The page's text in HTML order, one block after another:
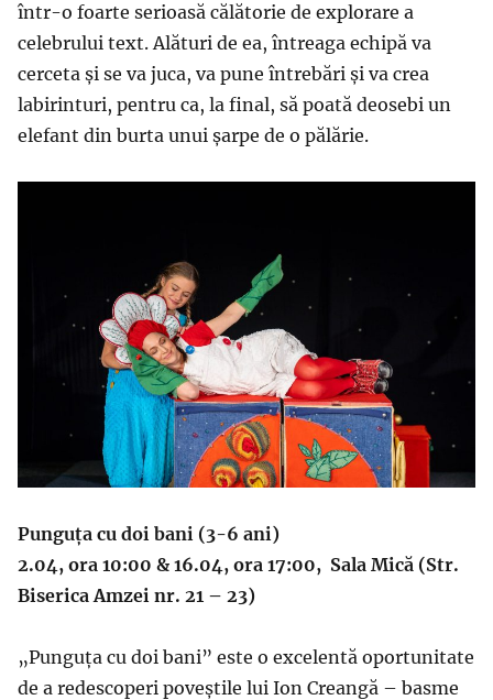
într-o foarte serioasă călătorie de explorare a
celebrului text. Alături de ea, întreaga echipă va
cerceta și se va juca, va pune întrebări și va crea
labirinturi, pentru ca, la final, să poată deosebi un
elefant din burta unui șarpe de o pălărie.
Punguța cu doi bani (3-6 ani)
2.04, ora 10:00 & 16.04, ora 17:00, Sala Mică (Str.
Biserica Amzei nr. 21 – 23)
„Punguța cu doi bani” este o excelentă oportunitate
de a redescoperi poveştile lui Ion Creangă – basme